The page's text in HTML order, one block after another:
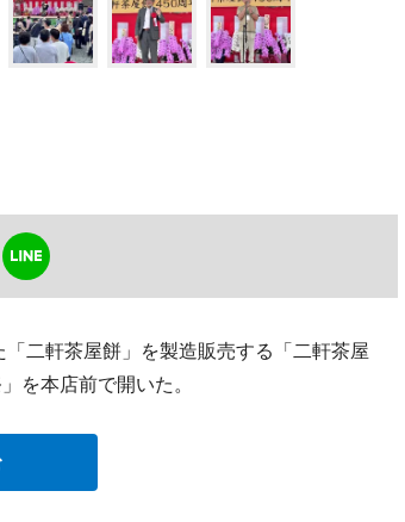
二軒茶屋餅」を製造販売する「二軒茶屋
を本店前で開いた。